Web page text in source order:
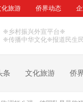
化旅游 侨界动态
❈乡村振兴外宣平台❈
❈传播中华文化❈报道民生
条 文化旅游 侨